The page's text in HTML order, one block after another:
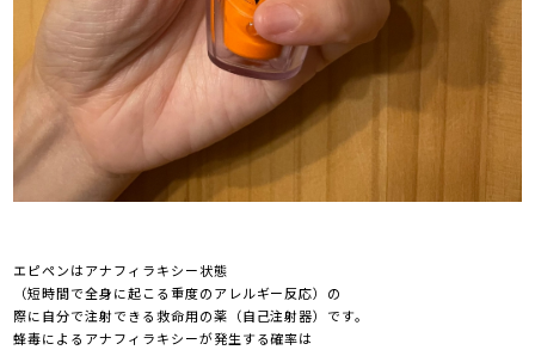
エピペンはアナフィラキシー状態
（短時間で全身に起こる重度のアレルギー反応）の
際に自分で注射できる救命用の薬（自己注射器）です。
蜂毒によるアナフィラキシーが発生する確率は